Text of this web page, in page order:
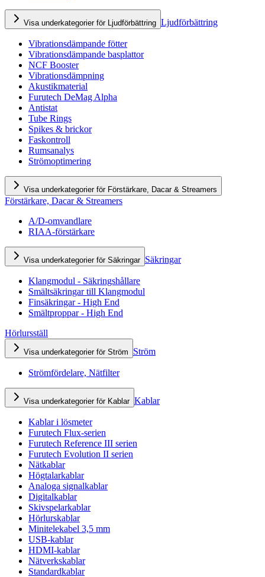
Visa underkategorier för Ljudförbättring Ljudförbättring
Vibrationsdämpande fötter
Vibrationsdämpande basplattor
NCF Booster
Vibrationsdämpning
Akustikmaterial
Furutech DeMag Alpha
Antistat
Tube Rings
Spikes & brickor
Faskontroll
Rumsanalys
Strömoptimering
Visa underkategorier för Förstärkare, Dacar & Streamers
Förstärkare, Dacar & Streamers
A/D-omvandlare
RIAA-förstärkare
Visa underkategorier för Säkringar Säkringar
Klangmodul - Säkringshållare
Smältsäkringar till Klangmodul
Finsäkringar - High End
Smältproppar - High End
Hörlursställ
Visa underkategorier för Ström Ström
Strömfördelare, Nätfilter
Visa underkategorier för Kablar Kablar
Kablar i lösmeter
Furutech Flux-serien
Furutech Reference III serien
Furutech Evolution II serien
Nätkablar
Högtalarkablar
Analoga signalkablar
Digitalkablar
Skivspelarkablar
Hörlurskablar
Minitelekabel 3,5 mm
USB-kablar
HDMI-kablar
Nätverkskablar
Standardkablar